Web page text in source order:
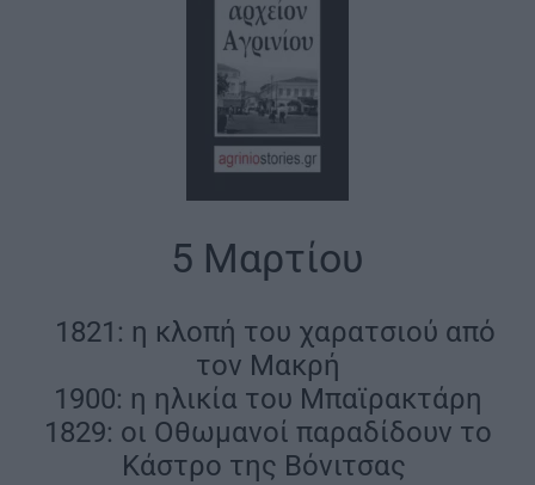
5 Μαρτίου
1821: η κλοπή του χαρατσιού από
τον Μακρή
1900: η ηλικία του Μπαϊρακτάρη
1829: οι Οθωμανοί παραδίδουν το
Κάστρο της Βόνιτσας